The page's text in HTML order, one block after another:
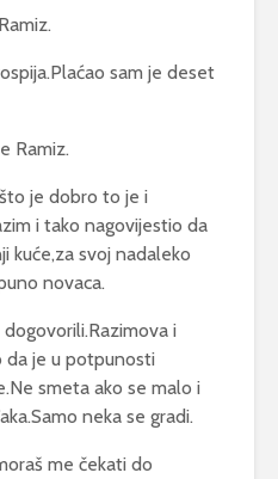
sam je deset
je dobro to je i
i tako nagovijestio da
kuće,za svoj nadaleko
novaca.
i
da je u potpunosti
smeta ako se malo i
neka se gradi.
me čekati do